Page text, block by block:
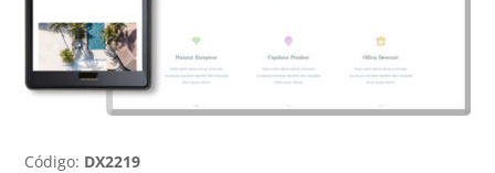
Código: DX2219